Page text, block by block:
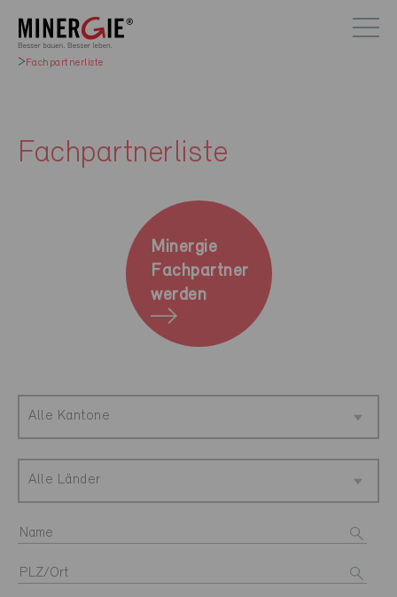
Fachpartnerliste
Fachpartnerliste
Minergie
Fachpartner
werden
Alle Kantone
Alle Länder